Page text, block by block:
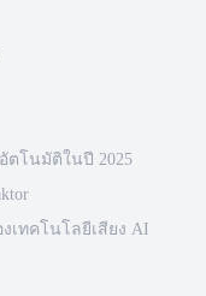
ตโนมัติในปี 2025
เทคโนโลยีเสียง AI